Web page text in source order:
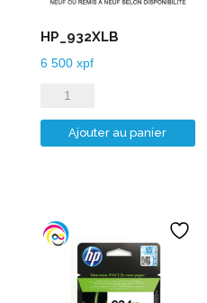
HP_932XLB
6 500 xpf
quantité
de
HP_932XLB
Ajouter au panier